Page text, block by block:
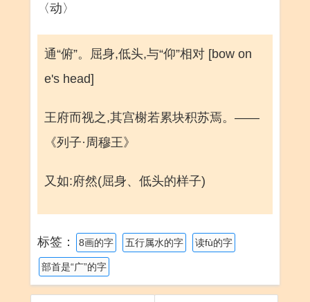
〈动〉
通“俯”。屈身,低头,与“仰”相对 [bow on
e's head]
王府而视之,其宫榭若累块积苏焉。——
《列子·周穆王》
又如:府然(屈身、低头的样子)
标签： 8画的字 五行属水的字 读fù的字
部首是“广”的字